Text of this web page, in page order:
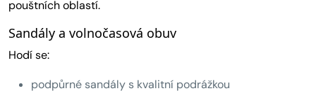
pouštních oblastí.
Sandály a volnočasová obuv
Hodí se:
podpůrné sandály s kvalitní podrážkou